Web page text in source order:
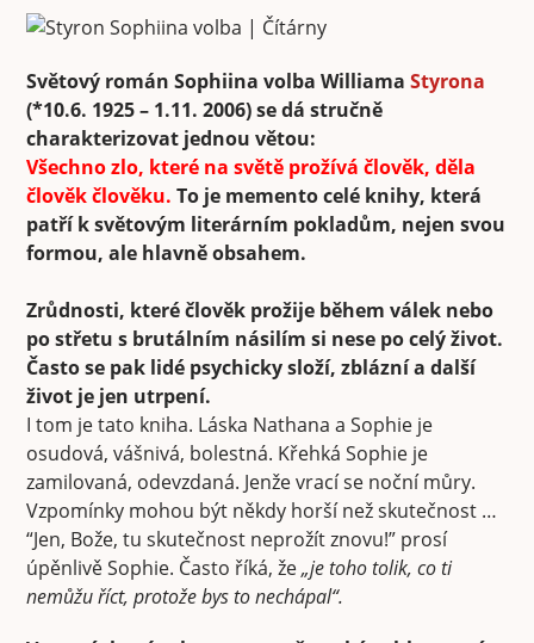
Světový román Sophiina volba WilliamaStyrona
(*10.6. 1925 – 1.11. 2006) se dá stručně
charakterizovat jednou větou:
Všechno zlo, které na světě prožívá člověk, děla
člověk člověku. To je memento celé knihy, která
patří k světovým literárním pokladům, nejen svou
formou, ale hlavně obsahem.
Zrůdnosti, které člověk prožije během válek nebo
po střetu s brutálním násilím si nese po celý život.
Často se pak lidé psychicky složí, zblázní a další
život je jen utrpení.
I tom je tato kniha. Láska Nathana a Sophie je
osudová, vášnivá, bolestná. Křehká Sophie je
zamilovaná, odevzdaná. Jenže vrací se noční můry.
Vzpomínky mohou být někdy horší než skutečnost …
“Jen, Bože, tu skutečnost neprožít znovu!” prosí
úpěnlivě Sophie. Často říká, že„je toho tolik, co ti
nemůžu říct, protože bys to nechápal“.